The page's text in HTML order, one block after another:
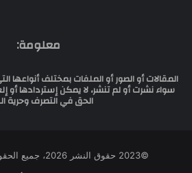
معلومة:
المقالات أو الصور أو الملفات بمختلف أنواعها
سواء نشرت أو لم تنشر، لا يمكن إستردادها أو
الحق في التصرف وحرية
©2023 حقوق النشر 2026، جميع الحقوق محفوظة |